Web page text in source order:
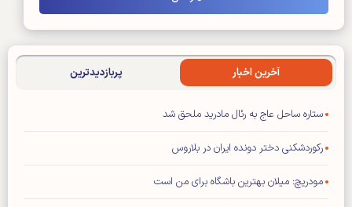
آخرین اخبار پربازدیدترین
ستاره ساحل عاج به رئال مادرید ملحق شد
رکوردشکنی دختر دونده ایران در بلاروس
مودریچ: میلان بهترین باشگاه برای من است